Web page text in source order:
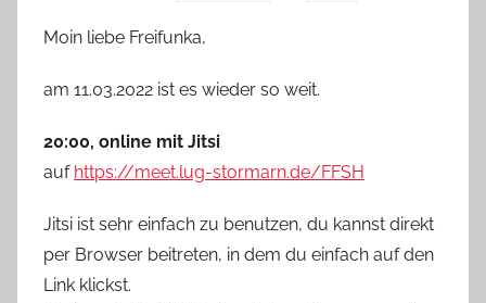
Moin liebe Freifunka,
am 11.03.2022 ist es wieder so weit.
20:00, online mit Jitsi
auf https://meet.lug-stormarn.de/FFSH
Jitsi ist sehr einfach zu benutzen, du kannst direkt
per Browser beitreten, in dem du einfach auf den
Link klickst.